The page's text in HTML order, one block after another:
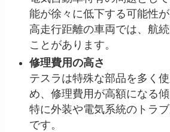
能が徐々に低下する可能性
高走行距離の車両では、航
ことがあります。
修理費用の高さ
テスラは特殊な部品を多く
め、修理費用が高額になる傾
特に外装や電気系統のトラ
です。